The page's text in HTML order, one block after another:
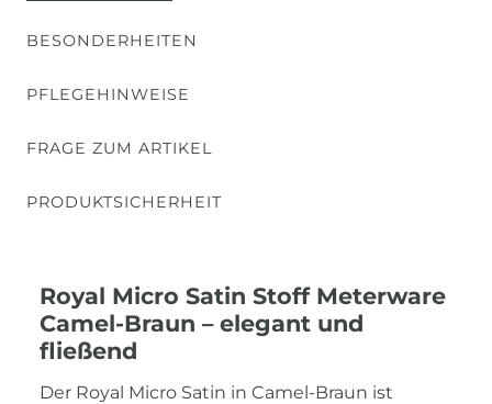
BESONDERHEITEN
PFLEGEHINWEISE
FRAGE ZUM ARTIKEL
PRODUKTSICHERHEIT
Royal Micro Satin Stoff Meterware
Camel-Braun – elegant und
fließend
Der Royal Micro Satin in Camel-Braun ist